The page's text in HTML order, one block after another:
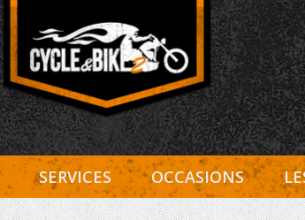
Cycle et Bike
Entretien Harley-Davidson, préparation et custom,
SERVICES OCCASIONS